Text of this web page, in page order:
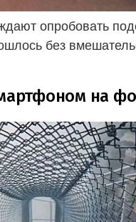
опробовать
без
на